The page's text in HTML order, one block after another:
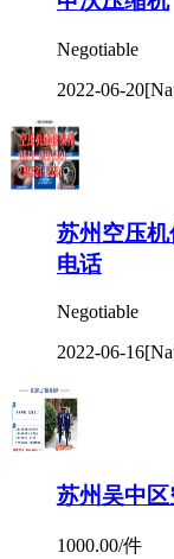
苏州空压
电话
Negotiable
2022-06-16
苏州吴中区
1000.00/件
阿特拉斯空
1000.00/件
2022-05-31